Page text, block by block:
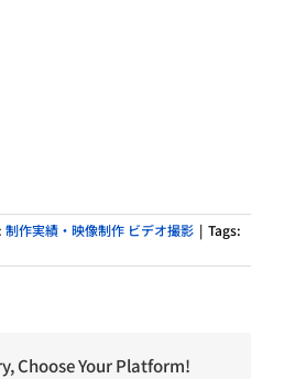
制作実績・映像制作 ビデオ撮影 | Tags:
Choose Your Platform!